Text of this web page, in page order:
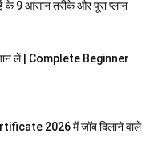
के 9 आसान तरीके और पूरा प्लान
लें | Complete Beginner
2026 में जॉब दिलाने वाले